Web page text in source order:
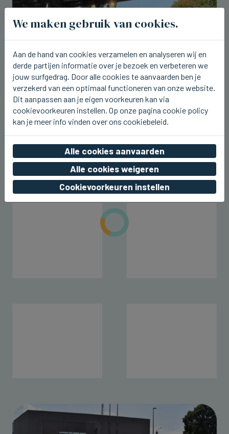
ICHTEGEM
U2.be op de planken bij Ceciliafeeste
in Ichtegem
vr 07 augustus 2026, 22:42
We maken gebruik van cookies.
Aan de hand van cookies verzamelen en analyseren wij en
derde partijen informatie over je bezoek en verbeteren we
jouw surfgedrag. Door alle cookies te aanvaarden ben je
verzekerd van een optimaal functioneren van onze website.
Dit aanpassen aan je eigen voorkeuren kan via
cookievoorkeuren instellen. Op onze pagina cookie policy
kan je meer info vinden over ons cookiebeleid.
Alle cookies aanvaarden
Alle cookies weigeren
Cookievoorkeuren instellen